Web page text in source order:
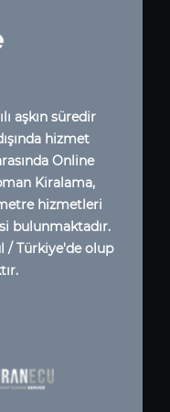
aşkın süredir
hizmet
Online
Kiralama,
hizmetleri
bulunmaktadır.
/ Türkiye'de olup